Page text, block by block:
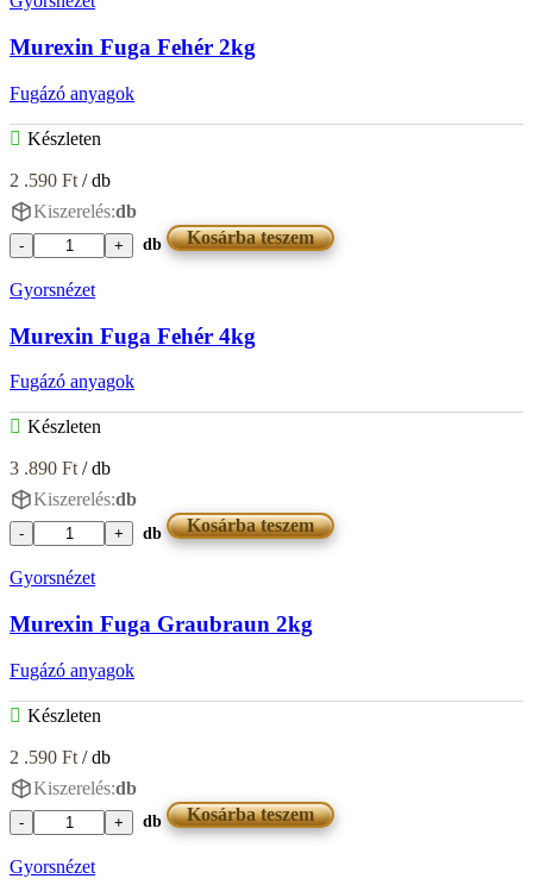
Murexin Fuga Fehér 2kg
Fugázó anyagok
Készleten
2 .590 Ft / db
Kiszerelés:db
Murexin
Fehér
mennyiség
db Kosárba teszem
Gyorsnézet
Murexin Fuga Fehér 4kg
Fugázó anyagok
Készleten
3 .890 Ft / db
Kiszerelés:db
Murexin
Fehér
mennyiség
db Kosárba teszem
Gyorsnézet
Murexin Fuga Graubraun 2kg
Fugázó anyagok
Készleten
2 .590 Ft / db
Kiszerelés:db
Murexin
Graubraun
db Kosárba teszem
Gyorsnézet